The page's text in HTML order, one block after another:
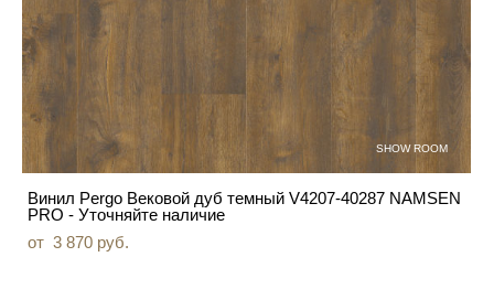
SHOW ROOM
Винил Pergo Вековой дуб темный V4207-40287 NAMSEN
PRO - Уточняйте наличие
от 3 870 pуб.